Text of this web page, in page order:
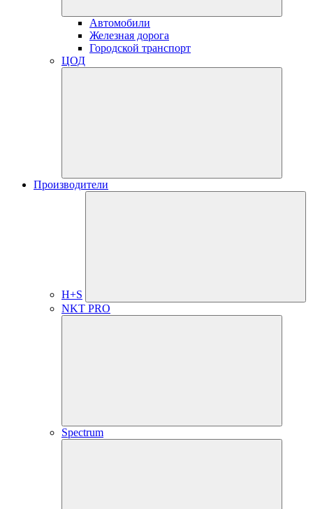
Автомобили
Железная дорога
Городской транспорт
ЦОД
Производители
H+S
NKT PRO
Spectrum